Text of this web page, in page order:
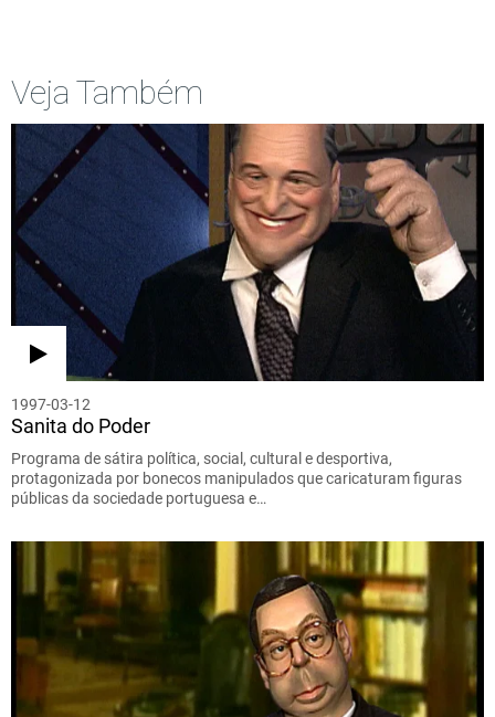
Veja Também
1997-03-12
Sanita do Poder
Programa de sátira política, social, cultural e desportiva,
protagonizada por bonecos manipulados que caricaturam figuras
públicas da sociedade portuguesa e…